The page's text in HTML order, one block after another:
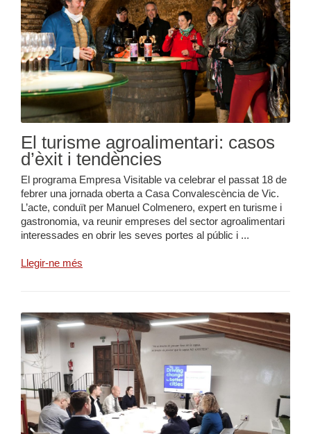
El turisme agroalimentari: casos
d’èxit i tendències
El programa Empresa Visitable va celebrar el passat 18 de
febrer una jornada oberta a Casa Convalescència de Vic.
L’acte, conduït per Manuel Colmenero, expert en turisme i
gastronomia, va reunir empreses del sector agroalimentari
interessades en obrir les seves portes al públic i ...
Llegir-ne més